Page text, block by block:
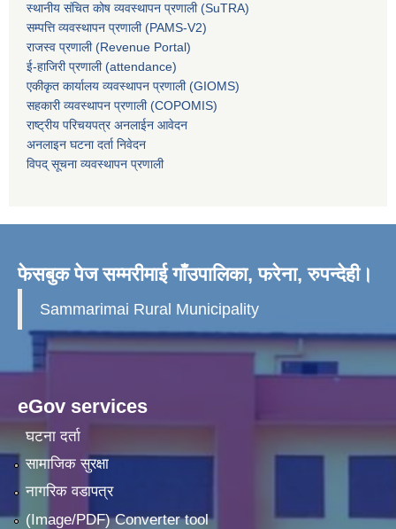
स्थानीय संचित कोष व्यवस्थापन प्रणाली (SuTRA)
सम्पत्ति व्यवस्थापन प्रणाली (PAMS-V2)
राजस्व प्रणाली (Revenue Portal)
ई-हाजिरी प्रणाली (attendance)
एकीकृत कार्यालय व्यवस्थापन प्रणाली (GIOMS)
सहकारी व्यवस्थापन प्रणाली (COPOMIS)
राष्ट्रीय परिचयपत्र अनलाईन आवेदन
अनलाइन घटना दर्ता निवेदन
विपद् सूचना व्यवस्थापन प्रणाली
फेसबुक पेज सम्मरीमाई गाँउपालिका, फरेना, रुपन्देही।
Sammarimai Rural Municipality
eGov services
घटना दर्ता
सामाजिक सुरक्षा
नागरिक वडापत्र
(Image/PDF) Converter tool